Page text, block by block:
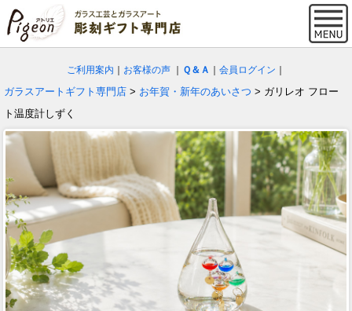
ご利用案内 お客様の声 Ｑ＆Ａ 会員ログイン
ガラスアートギフト専門店 > お年賀・新年のあいさつ > ガリレオ フロー
ト温度計しずく